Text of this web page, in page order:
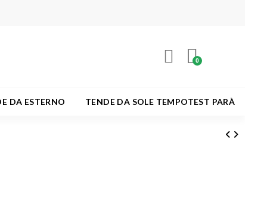
DA ESTERNO TENDE DA SOLE TEMPOTEST PARÀ